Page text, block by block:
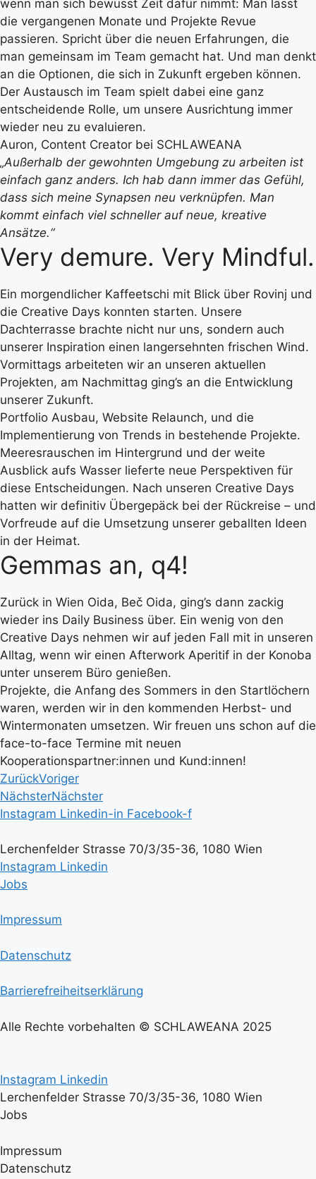
wenn man sich bewusst Zeit dafür nimmt: Man lässt
die vergangenen Monate und Projekte Revue
passieren. Spricht über die neuen Erfahrungen, die
man gemeinsam im Team gemacht hat. Und man denkt
an die Optionen, die sich in Zukunft ergeben können.
Der Austausch im Team spielt dabei eine ganz
entscheidende Rolle, um unsere Ausrichtung immer
wieder neu zu evaluieren.
Auron, Content Creator bei SCHLAWEANA
„Außerhalb der gewohnten Umgebung zu arbeiten ist
einfach ganz anders. Ich hab dann immer das Gefühl,
dass sich meine Synapsen neu verknüpfen. Man
kommt einfach viel schneller auf neue, kreative
Ansätze.“
Very demure. Very Mindful.
Ein morgendlicher Kaffeetschi mit Blick über Rovinj und
die Creative Days konnten starten. Unsere
Dachterrasse brachte nicht nur uns, sondern auch
unserer Inspiration einen langersehnten frischen Wind.
Vormittags arbeiteten wir an unseren aktuellen
Projekten, am Nachmittag ging’s an die Entwicklung
unserer Zukunft.
Portfolio Ausbau, Website Relaunch, und die
Implementierung von Trends in bestehende Projekte.
Meeresrauschen im Hintergrund und der weite
Ausblick aufs Wasser lieferte neue Perspektiven für
diese Entscheidungen. Nach unseren Creative Days
hatten wir definitiv Übergepäck bei der Rückreise – und
Vorfreude auf die Umsetzung unserer geballten Ideen
in der Heimat.
Gemmas an, q4!
Zurück in Wien Oida, Beč Oida, ging’s dann zackig
wieder ins Daily Business über. Ein wenig von den
Creative Days nehmen wir auf jeden Fall mit in unseren
Alltag, wenn wir einen Afterwork Aperitif in der Konoba
unter unserem Büro genießen.
Projekte, die Anfang des Sommers in den Startlöchern
waren, werden wir in den kommenden Herbst- und
Wintermonaten umsetzen. Wir freuen uns schon auf die
face-to-face Termine mit neuen
Kooperationspartner:innen und Kund:innen!
ZurückVoriger
NächsterNächster
Instagram Linkedin-in Facebook-f
Lerchenfelder Strasse 70/3/35-36, 1080 Wien
Instagram Linkedin
Jobs
Impressum
Datenschutz
Barrierefreiheitserklärung
Alle Rechte vorbehalten © SCHLAWEANA 2025
Instagram Linkedin
Lerchenfelder Strasse 70/3/35-36, 1080 Wien
Jobs
Impressum
Datenschutz